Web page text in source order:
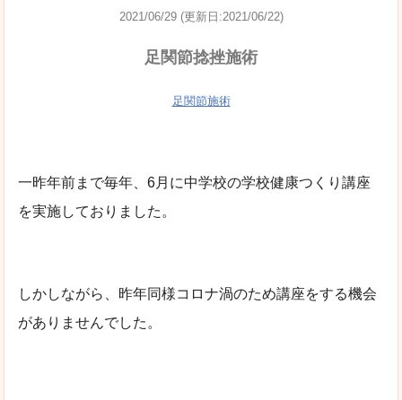
2021/06/29 (更新日:2021/06/22)
足関節捻挫施術
足関節施術
一昨年前まで毎年、6月に中学校の学校健康つくり講座
を実施しておりました。
しかしながら、昨年同様コロナ渦のため講座をする機会
がありませんでした。